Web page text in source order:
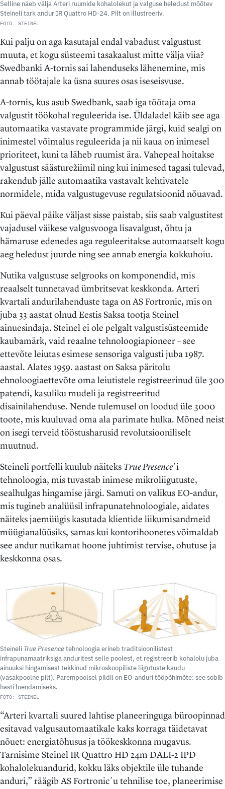
Selline näeb välja Arteri ruumide kohalolekut ja valguse heledust mõõtev
Steineli tark andur IR Quattro HD-24. Pilt on illustreeriv.
FOTO: STEINEL
Kui palju on aga kasutajal endal vabadust valgustust
muuta, et kogu süsteemi tasakaalust mitte välja viia?
Swedbanki A-tornis sai lahenduseks lähenemine, mis
annab töötajale ka üsna suures osas iseseisvuse.
A-tornis, kus asub Swedbank, saab iga töötaja oma
valgustit töökohal reguleerida ise. Üldaladel käib see aga
automaatika vastavate programmide järgi, kuid sealgi on
inimestel võimalus reguleerida ja nii kaua on inimesel
prioriteet, kuni ta läheb ruumist ära. Vahepeal hoitakse
valgustust säästurežiimil ning kui inimesed tagasi tulevad,
rakendub jälle automaatika vastavalt kehtivatele
normidele, mida valgustugevuse regulatsioonid nõuavad.
Kui päeval päike väljast sisse paistab, siis saab valgustitest
vajadusel väikese valgusvooga lisavalgust, õhtu ja
hämaruse edenedes aga reguleeritakse automaatselt kogu
aeg heledust juurde ning see annab energia kokkuhoiu.
Nutika valgustuse selgrooks on komponendid, mis
reaalselt tunnetavad ümbritsevat keskkonda. Arteri
kvartali andurilahenduste taga on AS Fortronic, mis on
juba 33 aastat olnud Eestis Saksa tootja Steinel
ainuesindaja. Steinel ei ole pelgalt valgustisüsteemide
kaubamärk, vaid reaalne tehnoloogiapioneer – see
ettevõte leiutas esimese sensoriga valgusti juba 1987.
aastal. Alates 1959. aastast on Saksa päritolu
ehnoloogiaettevõte oma leiutistele registreerinud üle 300
patendi, kasuliku mudeli ja registreeritud
disainilahenduse. Nende tulemusel on loodud üle 3000
toote, mis kuuluvad oma ala parimate hulka. Mõned neist
on isegi terveid tööstusharusid revolutsiooniliselt
muutnud.
Steineli portfelli kuulub näiteks True Presence´i
tehnoloogia, mis tuvastab inimese mikroliigutuste,
sealhulgas hingamise järgi. Samuti on valikus EO-andur,
mis tugineb analüüsil infrapunatehnoloogiale, aidates
näiteks jaemüügis kasutada klientide liikumisandmeid
müügianalüüsiks, samas kui kontorihoonetes võimaldab
see andur nutikamat hoone juhtimist tervise, ohutuse ja
keskkonna osas.
Steineli True Presencetehnoloogia erineb traditsioonilistest
infrapunamaatriksiga anduritest selle poolest, et registreerib kohalolu juba
ainuüksi hingamisest tekkinud mikroskoopiliste liigutuste kaudu
(vasakpoolne pilt). Parempoolsel pildil on EO-anduri tööpõhimõte: see sobib
hästi loendamiseks.
FOTO: STEINEL
“Arteri kvartali suured lahtise planeeringuga büroopinnad
esitavad valgusautomaatikale kaks korraga täidetavat
nõuet: energiatõhusus ja töökeskkonna mugavus.
Tarnisime Steinel IR Quattro HD 24m DALI-2 IPD
kohalolekuandurid, kokku läks objektile üle tuhande
anduri,” räägib AS Fortronic´u tehnilise toe, planeerimise